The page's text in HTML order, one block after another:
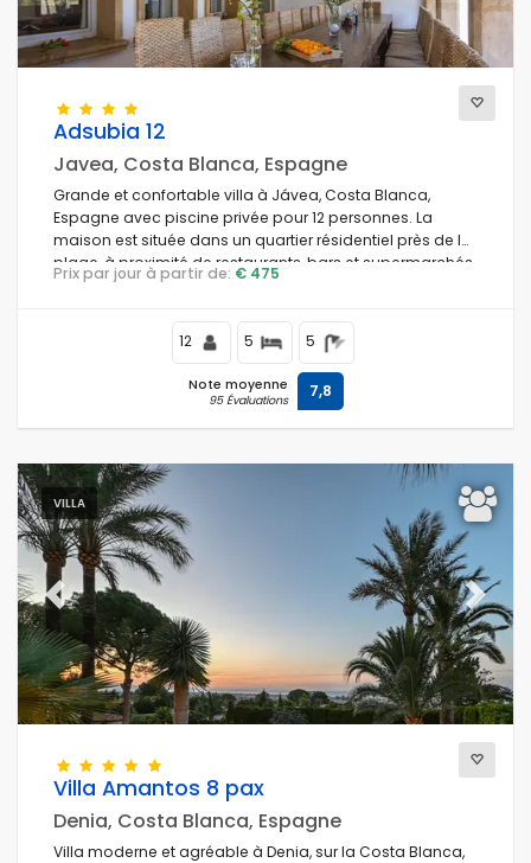
Adsubia 12
Javea, Costa Blanca, Espagne
Grande et confortable villa à Jávea, Costa Blanca,
Espagne avec piscine privée pour 12 personnes. La
maison est située dans un quartier résidentiel près de la
plage, à proximité de restaurants, bars et supermarchés,
à 1 km de la plage El Arenal de Jávea et à 1 km du
Prix par jour à partir de: € 475
12 5 5
Note moyenne
95 Évaluations 7,8
VILLA
Previous Next
Villa Amantos 8 pax
Denia, Costa Blanca, Espagne
Villa moderne et agréable à Denia, sur la Costa Blanca,